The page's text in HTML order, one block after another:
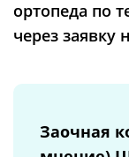
ортопеда по
через заявку
Заочная